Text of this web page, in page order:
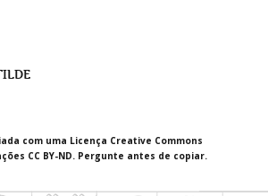
com uma Licença Creative Commons
CC BY-ND. Pergunte antes de copiar.